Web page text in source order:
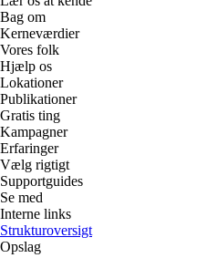
Bag om
Kerneværdier
Vores folk
Hjælp os
Lokationer
Publikationer
Gratis ting
Kampagner
Erfaringer
Vælg rigtigt
Supportguides
Se med
Interne links
Strukturoversigt
Opslag